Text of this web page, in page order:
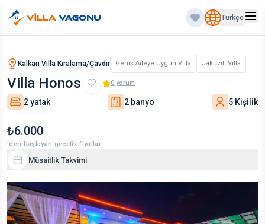
Türkçe
Kalkan Villa Kiralama/Çavdır Geniş Aileye Uygun Villa Jakuzili Villa
Villa Honos 0 yorum
2 yatak 2 banyo 5 Kişilik
₺6.000
‘den başlayan gecelik fiyatlar
Müsaitlik Takvimi